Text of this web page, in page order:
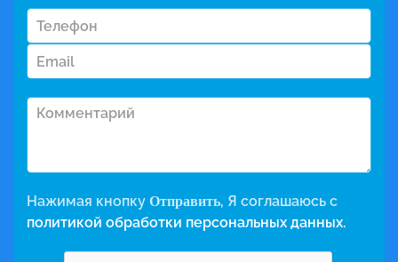
Нажимая кнопку Отправить, Я соглашаюсь с
политикой обработки персональных данных.